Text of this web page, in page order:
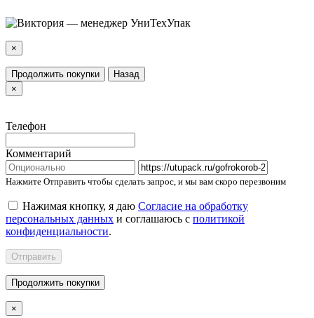
×
Продолжить покупки
Назад
×
Телефон
Комментарий
Нажмите Отправить чтобы сделать запрос, и мы вам скоро перезвоним
Нажимая кнопку, я даю Согласие на обработку
персональных данных и соглашаюсь с политикой
конфиденциальности.
Отправить
Продолжить покупки
×